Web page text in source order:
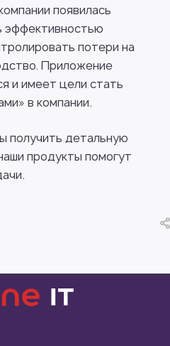
появилась
эффективностью
потери на
Приложение
и имеет цели стать
в компании.
получить детальную
продукты помогут